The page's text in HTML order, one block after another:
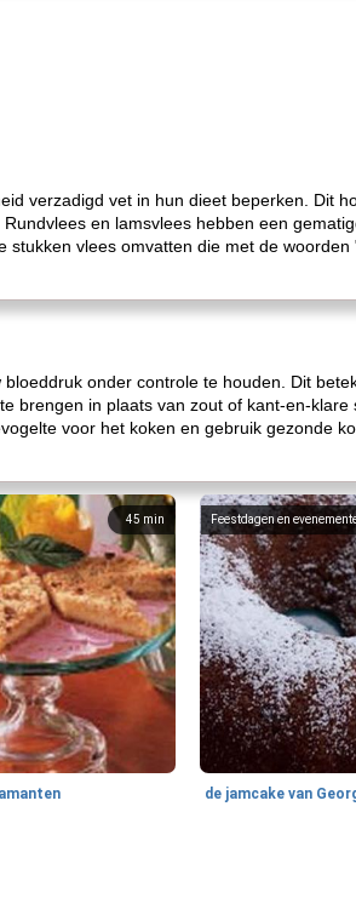
verzadigd vet in hun dieet beperken. Dit
en lamsvlees hebben een
vlees omvatten die met de
onder controle te houden. Dit
brengen in plaats van zout of kant-en-
voor het koken en gebruik gezonde
45 min Feestdagen en
de jamcake van